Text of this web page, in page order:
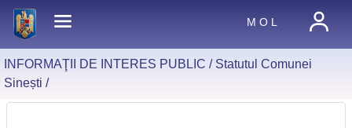
M O L
INFORMAŢII DE INTERES PUBLIC / Statutul Comunei
Sinești /